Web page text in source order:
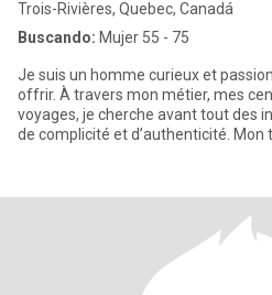
Trois-Rivières, Quebec, Canadá
Buscando: Mujer 55 - 75
Je suis un homme curieux et
offrir. À travers mon métier, mes
voyages, je cherche avant tout des
de complicité et d’authenticité. Mon